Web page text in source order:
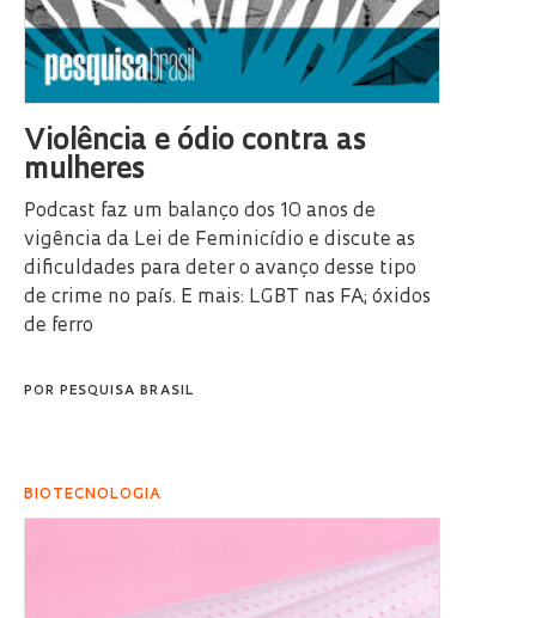
Violência e ódio contra as
mulheres
Podcast faz um balanço dos 10 anos de
vigência da Lei de Feminicídio e discute as
dificuldades para deter o avanço desse tipo
de crime no país. E mais: LGBT nas FA; óxidos
de ferro
POR PESQUISA BRASIL
BIOTECNOLOGIA